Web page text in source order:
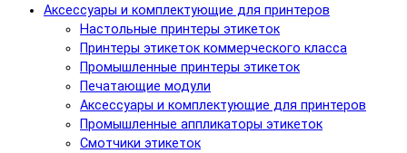
Аксессуары и комплектующие для принтеров
Настольные принтеры этикеток
Принтеры этикеток коммерческого класса
Промышленные принтеры этикеток
Печатающие модули
Аксессуары и комплектующие для принтеров
Промышленные аппликаторы этикеток
Смотчики этикеток